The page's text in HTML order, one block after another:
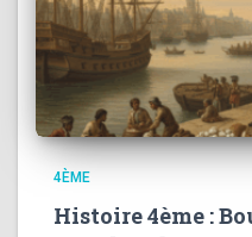
4ÈME
Histoire 4ème :